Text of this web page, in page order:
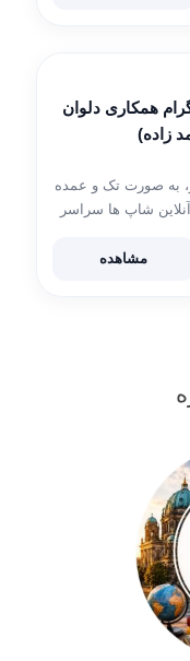
همکاری دلوان
زاده)
به صورت تک و عمده
شاپ ها سراسر
منفی یک راهروی 10 09036632604 کانالمشاهده